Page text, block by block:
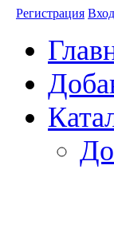
Регистрация Вход